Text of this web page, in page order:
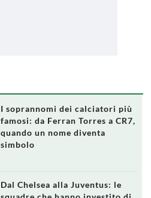
I soprannomi dei calciatori più
famosi: da Ferran Torres a CR7,
quando un nome diventa
simbolo
Dal Chelsea alla Juventus: le